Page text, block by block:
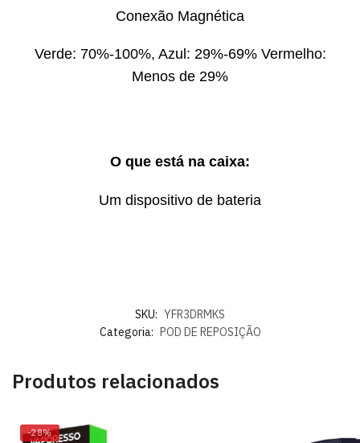
Conexão Magnética
Verde: 70%-100%, Azul: 29%-69% Vermelho:
Menos de 29%
O que está na caixa:
Um dispositivo de bateria
SKU: YFR3DRMKS
Categoria: POD DE REPOSIÇÃO
Produtos relacionados
-28%